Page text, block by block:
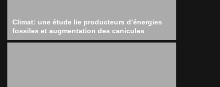
Climat: une étude lie producteurs d’énergies
fossiles et augmentation des canicules